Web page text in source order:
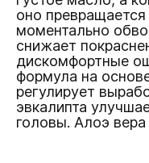
оно
моментально
снижает
дискомфортные
формула на
регулирует
эвкалипта
головы. Алоэ